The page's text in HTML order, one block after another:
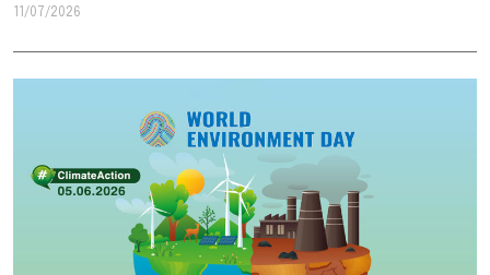
11/07/2026